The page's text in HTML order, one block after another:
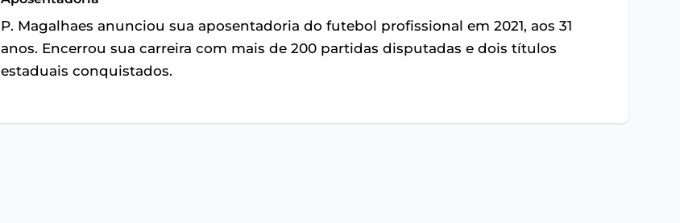
P. Magalhaes anunciou sua aposentadoria do futebol profissional em 2021, aos 31
anos. Encerrou sua carreira com mais de 200 partidas disputadas e dois títulos
estaduais conquistados.